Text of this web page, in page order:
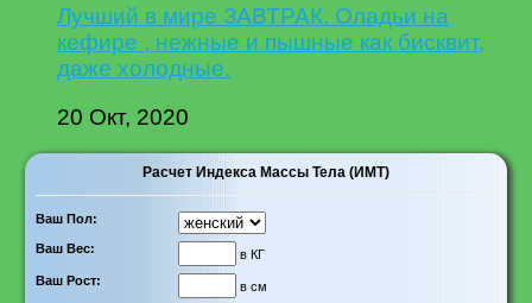
Лучший в мире ЗАВТРАК. Оладьи на
кефире , нежные и пышные как бисквит,
даже холодные.
20 Окт, 2020
Расчет Индекса Массы Тела (ИМТ)
Ваш Пол:
Ваш Вес:
в КГ
Ваш Рост:
в см